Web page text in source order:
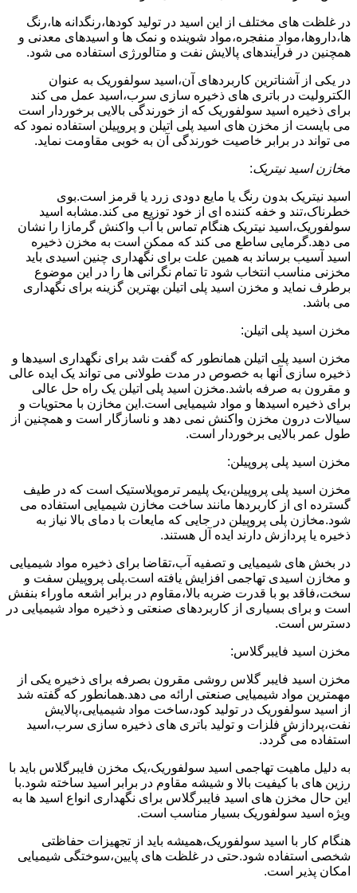
در غلظت های مختلف از این اسید در تولید کودها،رنگدانه ها،رنگ
ها،داروها،مواد منفجره،مواد شوینده و نمک ها و اسیدهای معدنی و
همچنین در فرآیندهای پالایش نفت و متالورژی استفاده می شود.
در یکی از آشناترین کاربردهای آن،اسید سولفوریک به عنوان
الکترولیت در باتری های ذخیره سازی سرب،اسید عمل می کند
برای ذخیره اسید سولفوریک که از خورندگی بالایی برخوردار است
می بایست از مخزن های اسید پلی اتیلن و پروپیلن استفاده نمود که
می تواند در برابر خاصیت خورندگی آن به خوبی مقاومت نماید.
مخازن اسید نیتریک:
اسید نیتریک بدون رنگ یا مایع دودی زرد یا قرمز است.بوی
خطرناک،تند و خفه کننده ای از خود توزیع می کند.مشابه اسید
سولفوریک،اسید نیتریک هنگام تماس با آب واکنش گرمازا را نشان
می دهد.گرمایی ساطع می کند که ممکن است به مخزن ذخیره
اسید آسیب برساند به همین علت برای نگهداری چنین اسیدی باید
مخزنی مناسب انتخاب شود تا تمام نگرانی ها را در این موضوع
برطرف نماید و مخزن اسید پلی اتیلن بهترین گزینه برای نگهداری
می باشد.
مخزن اسید پلی اتیلن:
مخزن اسید پلی اتیلن همانطور که گفت شد برای نگهداری اسیدها و
ذخیره سازی آنها به خصوص در مدت طولانی می تواند یک ایده عالی
و مقرون به صرفه باشد.مخزن اسید پلی اتیلن یک راه حل عالی
برای ذخیره اسیدها و مواد شیمیایی است.این مخازن با محتویات و
سیالات درون مخزن واکنش نمی دهد و ناسازگار است و همچنین از
طول عمر بالایی برخوردار است.
مخزن اسید پلی پروپیلن:
مخزن اسید پلی پروپیلن،یک پلیمر ترموپلاستیک است که در طیف
گسترده ای از کاربردها مانند ساخت مخازن شیمیایی استفاده می
شود.مخازن پلی پروپیلن در جایی که مایعات با دمای بالا نیاز به
ذخیره یا پردازش دارند ایده آل هستند.
در بخش های شیمیایی و تصفیه آب،تقاضا برای ذخیره مواد شیمیایی
و مخازن اسیدی تهاجمی افزایش یافته است.پلی پروپیلن سفت و
سخت،فاقد بو با قدرت ضربه بالا،مقاوم در برابر اشعه ماوراء بنفش
است و برای بسیاری از کاربردهای صنعتی و ذخیره مواد شیمیایی در
دسترس است.
مخزن اسید فایبرگلاس:
مخزن اسید فایبر گلاس روشی مقرون بصرفه برای ذخیره یکی از
مهمترین مواد شیمیایی صنعتی ارائه می دهد.همانطور که گفته شد
از اسید سولفوریک در تولید کود،ساخت مواد شیمیایی،پالایش
نفت،پردازش فلزات و تولید باتری های ذخیره سازی سرب،اسید
استفاده می گردد.
به دلیل ماهیت تهاجمی اسید سولفوریک،یک مخزن فایبرگلاس باید با
رزین های با کیفیت بالا و شیشه مقاوم در برابر اسید ساخته شود.با
این حال مخزن های اسید فایبرگلاس برای نگهداری انواع اسید ها به
ویژه اسید سولفوریک بسیار مناسب است.
هنگام کار با اسید سولفوریک،همیشه باید از تجهیزات حفاظتی
شخصی استفاده شود.حتی در غلظت های پایین،سوختگی شیمیایی
امکان پذیر است.